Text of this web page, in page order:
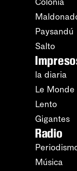
Paysandú
Salto
la diaria
Le Monde
Lento
Gigantes
Radio
Música